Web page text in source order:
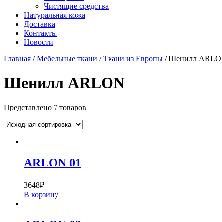
Чистящие средства
Натуральная кожа
Доставка
Контакты
Новости
Главная /Мебельные ткани /Ткани из Европы / Шенилл
Шенилл ARLON
Представлено 7 товаров
ARLON 01
3648₽
В корзину